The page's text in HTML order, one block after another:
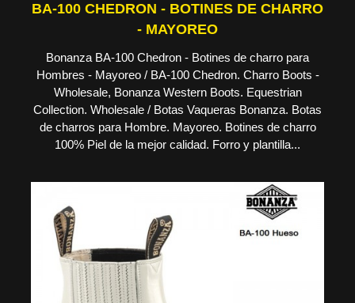
BA-100 CHEDRON - BOTINES DE CHARRO
- MAYOREO
Bonanza BA-100 Chedron - Botines de charro para
Hombres - Mayoreo / BA-100 Chedron. Charro Boots -
Wholesale, Bonanza Western Boots. Equestrian
Collection. Wholesale / Botas Vaqueras Bonanza. Botas
de charros para Hombre. Mayoreo. Botines de charro
100% Piel de la mejor calidad. Forro y plantilla...